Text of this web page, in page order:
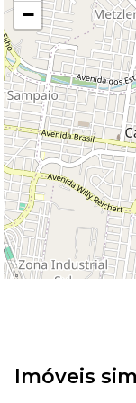
−
Imóveis